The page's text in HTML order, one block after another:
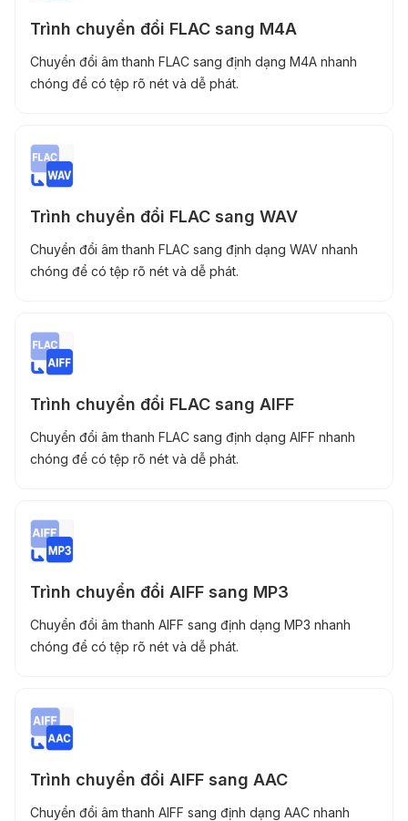
Trình chuyển đổi FLAC sang M4A
Chuyển đổi âm thanh FLAC sang định dạng M4A nhanh
chóng để có tệp rõ nét và dễ phát.
Trình chuyển đổi FLAC sang WAV
Chuyển đổi âm thanh FLAC sang định dạng WAV nhanh
chóng để có tệp rõ nét và dễ phát.
Trình chuyển đổi FLAC sang AIFF
Chuyển đổi âm thanh FLAC sang định dạng AIFF nhanh
chóng để có tệp rõ nét và dễ phát.
Trình chuyển đổi AIFF sang MP3
Chuyển đổi âm thanh AIFF sang định dạng MP3 nhanh
chóng để có tệp rõ nét và dễ phát.
Trình chuyển đổi AIFF sang AAC
Chuyển đổi âm thanh AIFF sang định dạng AAC nhanh